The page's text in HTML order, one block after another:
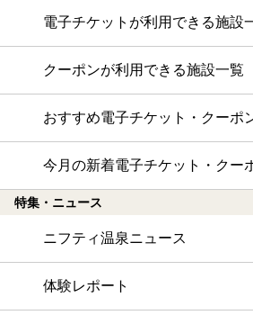
電子チケットが利用できる施設
クーポンが利用できる施設一覧
おすすめ電子チケット・クーポ
今月の新着電子チケット・クー
特集・ニュース
ニフティ温泉ニュース
体験レポート